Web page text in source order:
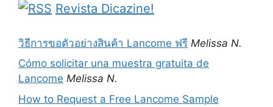
Revista Dicazine!
วิธีการขอตัวอย่างสินค้า Lancome ฟรี Melissa N.
Cómo solicitar una muestra gratuita de
Lancome Melissa N.
How to Request a Free Lancome Sample